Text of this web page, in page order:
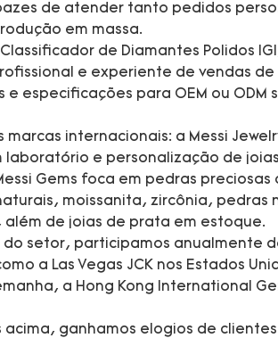
de atender tanto pedidos
em massa.
de Diamantes Polidos
e experiente de vendas de
e especificações para OEM ou ODM
marcas internacionais: a Messi
laboratório e personalização de
Gems foca em pedras preciosas
moissanita, zircônia, pedras
de joias de prata em estoque.
do setor, participamos anualmente
a Las Vegas JCK nos Estados
a Hong Kong International
acima, ganhamos elogios de